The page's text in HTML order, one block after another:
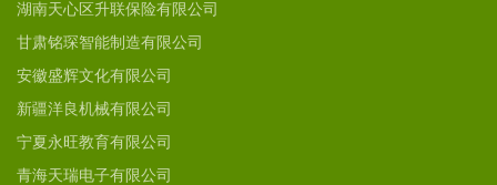
湖南天心区升联保险有限公司
甘肃铭琛智能制造有限公司
安徽盛辉文化有限公司
新疆洋良机械有限公司
宁夏永旺教育有限公司
青海天瑞电子有限公司